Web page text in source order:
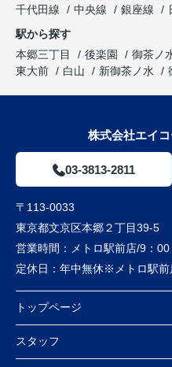
千代田線
中央線 銀座線
駅から探す
本郷三丁目
後楽園 御茶ノ
東大前
白山 新御茶ノ水
株式会社エイ
03-3813-2811
〒113-0033
東京都文京区本郷２丁目39-5
営業時間：
メトロ駅前店/9：
定休日： 年中無休※メトロ駅前
トップページ
スタッフ